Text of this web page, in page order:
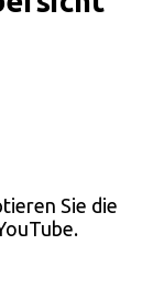
Sie die